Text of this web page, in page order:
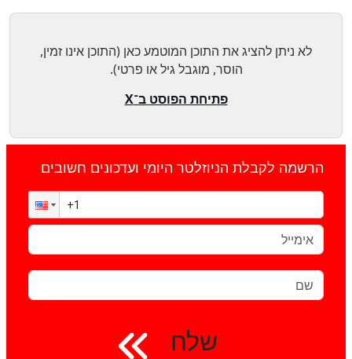
לא ניתן להציג את התוכן המוטמע כאן (התוכן אינו זמין,
הוסר, מוגבל גיל או פרטי).
פתיחת הפוסט ב־X
הרשמה לקבלת הניוזלטר היומי ועדכונים חשובים
שלח